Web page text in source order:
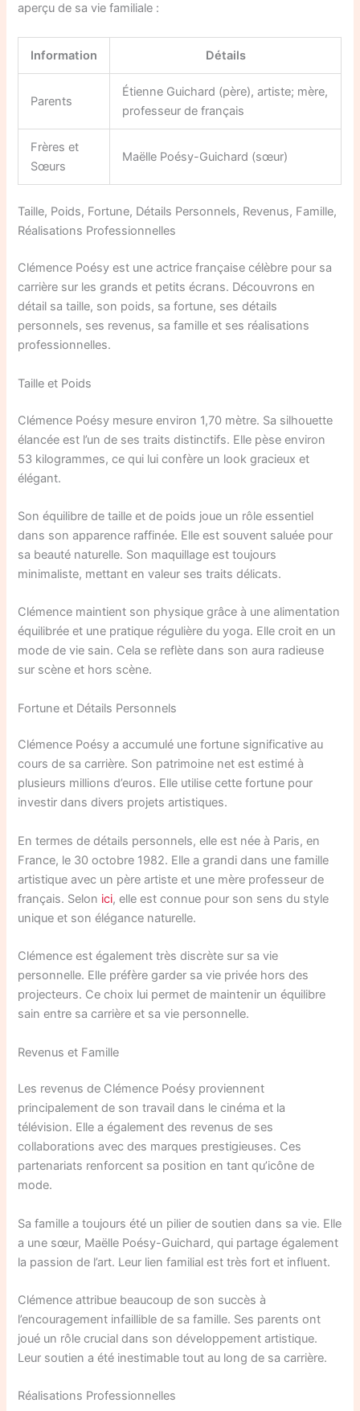
aperçu de sa vie familiale :
Information Détails
Parents
Étienne Guichard (père), artiste; mère,
professeur de français
Frères et
Sœurs
Maëlle Poésy-Guichard (sœur)
Taille, Poids, Fortune, Détails Personnels, Revenus, Famille,
Réalisations Professionnelles
Clémence Poésy est une actrice française célèbre pour sa
carrière sur les grands et petits écrans. Découvrons en
détail sa taille, son poids, sa fortune, ses détails
personnels, ses revenus, sa famille et ses réalisations
professionnelles.
Taille et Poids
Clémence Poésy mesure environ 1,70 mètre. Sa silhouette
élancée est l’un de ses traits distinctifs. Elle pèse environ
53 kilogrammes, ce qui lui confère un look gracieux et
élégant.
Son équilibre de taille et de poids joue un rôle essentiel
dans son apparence raffinée. Elle est souvent saluée pour
sa beauté naturelle. Son maquillage est toujours
minimaliste, mettant en valeur ses traits délicats.
Clémence maintient son physique grâce à une alimentation
équilibrée et une pratique régulière du yoga. Elle croit en un
mode de vie sain. Cela se reflète dans son aura radieuse
sur scène et hors scène.
Fortune et Détails Personnels
Clémence Poésy a accumulé une fortune significative au
cours de sa carrière. Son patrimoine net est estimé à
plusieurs millions d’euros. Elle utilise cette fortune pour
investir dans divers projets artistiques.
En termes de détails personnels, elle est née à Paris, en
France, le 30 octobre 1982. Elle a grandi dans une famille
artistique avec un père artiste et une mère professeur de
français. Selon ici, elle est connue pour son sens du style
unique et son élégance naturelle.
Clémence est également très discrète sur sa vie
personnelle. Elle préfère garder sa vie privée hors des
projecteurs. Ce choix lui permet de maintenir un équilibre
sain entre sa carrière et sa vie personnelle.
Revenus et Famille
Les revenus de Clémence Poésy proviennent
principalement de son travail dans le cinéma et la
télévision. Elle a également des revenus de ses
collaborations avec des marques prestigieuses. Ces
partenariats renforcent sa position en tant qu’icône de
mode.
Sa famille a toujours été un pilier de soutien dans sa vie. Elle
a une sœur, Maëlle Poésy-Guichard, qui partage également
la passion de l’art. Leur lien familial est très fort et influent.
Clémence attribue beaucoup de son succès à
l’encouragement infaillible de sa famille. Ses parents ont
joué un rôle crucial dans son développement artistique.
Leur soutien a été inestimable tout au long de sa carrière.
Réalisations Professionnelles